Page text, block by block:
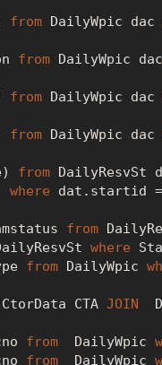
from DailyWpic dac
from DailyWpic dac
from DailyWpic dac
from DailyWpic dac
from DailyResvSt
where dat.startid =
from
where
from DailyWpic
CTA JOIN
from
  DailyWpic
from
  DailyWpic